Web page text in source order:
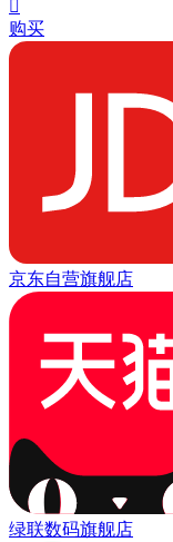

购买
京东自营旗舰店
绿联数码旗舰店